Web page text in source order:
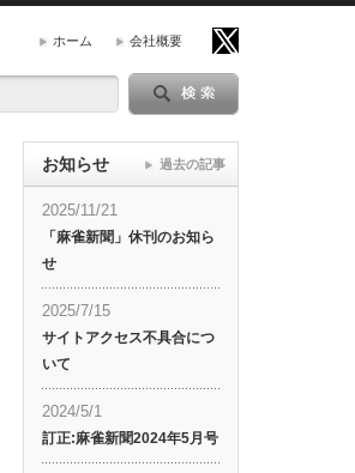
ホーム 会社概要
お知らせ
2025/11/21
「麻雀新聞」休刊のお知ら
せ
2025/7/15
サイトアクセス不具合につ
いて
2024/5/1
訂正:麻雀新聞2024年5月号
過去の記事